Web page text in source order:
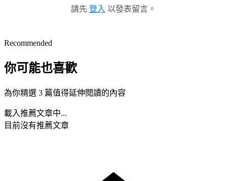
請先 登入 以發表留言。
Recommended
你可能也喜歡
為你精選 3 篇值得延伸閱讀的內容
載入推薦文章中...
目前沒有推薦文章